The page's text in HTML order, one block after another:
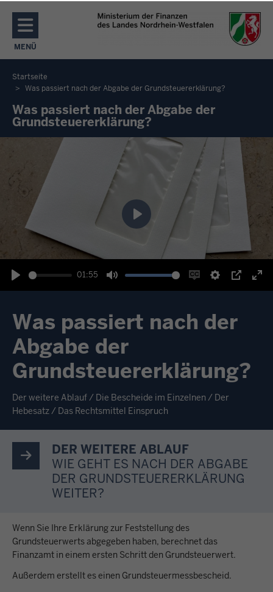
Direkt zum Inhalt
MENÜ
NAVIGATION AKTIVIEREN/DEAKTIVIEREN: MENÜ
Sie
befinden
sich
Startseite
Was passiert nach der Abgabe der Grundsteuererklärung?
Was passiert nach der Abgabe der
Grundsteuererklärung?
Wiedergabe
01:55
Ton
UntertitelBild-
Bild
Wiedergabe
Was passiert nach der
Abgabe der
Grundsteuererklärung?
Der weitere Ablauf / Die Bescheide im Einzelnen / Der
Hebesatz / Das Rechtsmittel Einspruch
DER WEITERE ABLAUF
WIE GEHT ES NACH DER ABGABE
DER GRUNDSTEUERERKLÄRUNG
WEITER?
Wenn Sie Ihre Erklärung zur Feststellung des
Grundsteuerwerts abgegeben haben, berechnet das
Finanzamt in einem ersten Schritt den Grundsteuerwert.
Außerdem erstellt es einen Grundsteuermessbescheid.